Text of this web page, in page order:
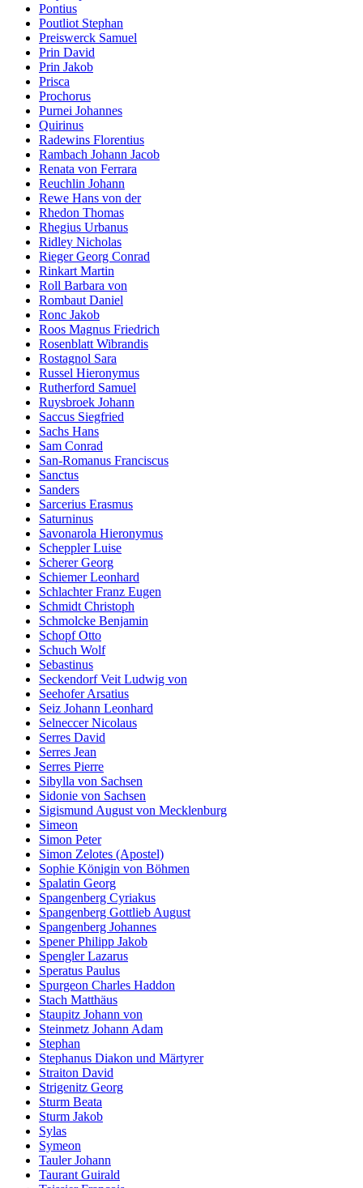
Pontius
Poutliot Stephan
Preiswerck Samuel
Prin David
Prin Jakob
Prisca
Prochorus
Purnei Johannes
Quirinus
Radewins Florentius
Rambach Johann Jacob
Renata von Ferrara
Reuchlin Johann
Rewe Hans von der
Rhedon Thomas
Rhegius Urbanus
Ridley Nicholas
Rieger Georg Conrad
Rinkart Martin
Roll Barbara von
Rombaut Daniel
Ronc Jakob
Roos Magnus Friedrich
Rosenblatt Wibrandis
Rostagnol Sara
Russel Hieronymus
Rutherford Samuel
Ruysbroek Johann
Saccus Siegfried
Sachs Hans
Sam Conrad
San-Romanus Franciscus
Sanctus
Sanders
Sarcerius Erasmus
Saturninus
Savonarola Hieronymus
Scheppler Luise
Scherer Georg
Schiemer Leonhard
Schlachter Franz Eugen
Schmidt Christoph
Schmolcke Benjamin
Schopf Otto
Schuch Wolf
Sebastinus
Seckendorf Veit Ludwig von
Seehofer Arsatius
Seiz Johann Leonhard
Selneccer Nicolaus
Serres David
Serres Jean
Serres Pierre
Sibylla von Sachsen
Sidonie von Sachsen
Sigismund August von Mecklenburg
Simeon
Simon Peter
Simon Zelotes (Apostel)
Sophie Königin von Böhmen
Spalatin Georg
Spangenberg Cyriakus
Spangenberg Gottlieb August
Spangenberg Johannes
Spener Philipp Jakob
Spengler Lazarus
Speratus Paulus
Spurgeon Charles Haddon
Stach Matthäus
Staupitz Johann von
Steinmetz Johann Adam
Stephan
Stephanus Diakon und Märtyrer
Straiton David
Strigenitz Georg
Sturm Beata
Sturm Jakob
Sylas
Symeon
Tauler Johann
Taurant Guirald